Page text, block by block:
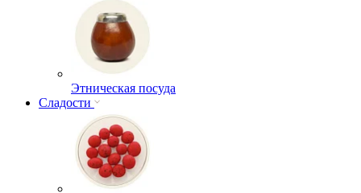
Этническая посуда
Сладости